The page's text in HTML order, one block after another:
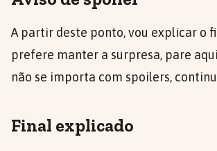
A partir deste ponto, vou explicar o
prefere manter a surpresa, pare
não se importa com spoilers,
Final explicado